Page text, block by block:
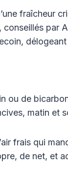
fraîcheur
, conseillés par
ou de
matin et
frais qui
de net, et